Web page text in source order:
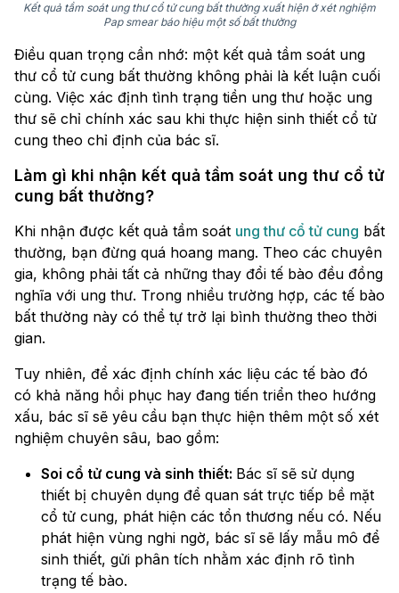
Kết quả tầm soát ung thư cổ tử cung bất thường xuất hiện ở xét nghiệm
Pap smear báo hiệu một số bất thường
Điều quan trọng cần nhớ: một kết quả tầm soát ung
thư cổ tử cung bất thường không phải là kết luận cuối
cùng. Việc xác định tình trạng tiền ung thư hoặc ung
thư sẽ chỉ chính xác sau khi thực hiện sinh thiết cổ tử
cung theo chỉ định của bác sĩ.
Làm gì khi nhận kết quả tầm soát ung thư cổ tử
cung bất thường?
Khi nhận được kết quả tầm soát ung thư cổ tử cung bất
thường, bạn đừng quá hoang mang. Theo các chuyên
gia, không phải tất cả những thay đổi tế bào đều đồng
nghĩa với ung thư. Trong nhiều trường hợp, các tế bào
bất thường này có thể tự trở lại bình thường theo thời
gian.
Tuy nhiên, để xác định chính xác liệu các tế bào đó
có khả năng hồi phục hay đang tiến triển theo hướng
xấu, bác sĩ sẽ yêu cầu bạn thực hiện thêm một số xét
nghiệm chuyên sâu, bao gồm:
Soi cổ tử cung và sinh thiết: Bác sĩ sẽ sử dụng
thiết bị chuyên dụng để quan sát trực tiếp bề mặt
cổ tử cung, phát hiện các tổn thương nếu có. Nếu
phát hiện vùng nghi ngờ, bác sĩ sẽ lấy mẫu mô để
sinh thiết, gửi phân tích nhằm xác định rõ tình
trạng tế bào.